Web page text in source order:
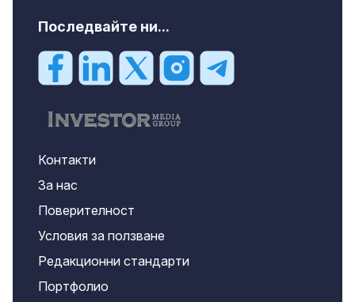
Последвайте ни...
Контакти
За нас
Поверителност
Условия за ползване
Редакционни стандарти
Портфолио